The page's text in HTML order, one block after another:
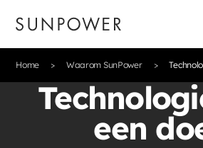
Home Waarom SunPower
een